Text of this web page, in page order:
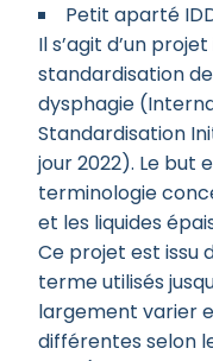
Petit aparté
Il s’agit d’un
standardisation
dysphagie
Standardisation
jour 2022). Le but
terminologie
et les liquides
Ce projet est issu
terme utilisés
largement varier
différentes selon